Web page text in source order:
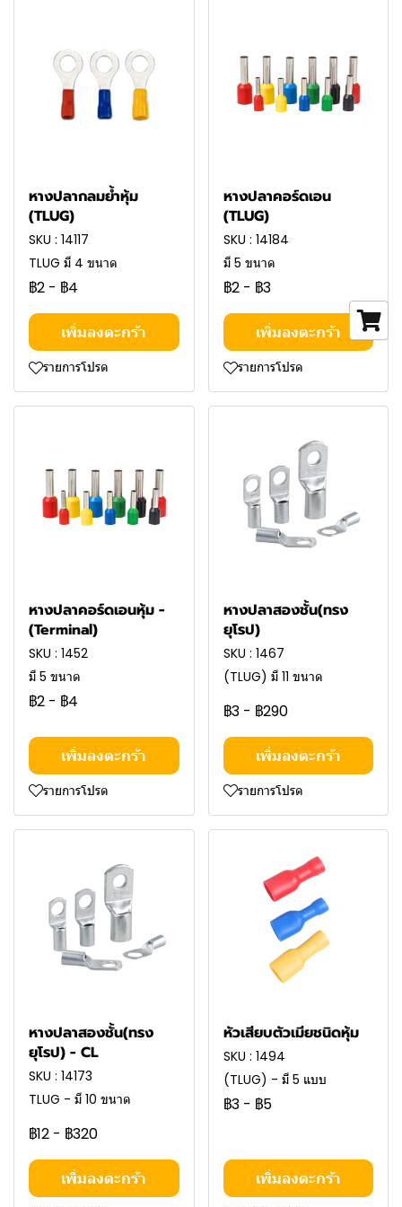
หางปลากลมย้ำหุ้ม
(TLUG)
SKU : 14117
TLUG มี 4 ขนาด
฿2 - ฿4
เพิ่มลงตะกร้า
รายการโปรด
หางปลาคอร์ดเอน
(TLUG)
SKU : 14184
มี 5 ขนาด
฿2- ฿3
เพิ่มลงตะกร้า
รายการโปรด
หางปลาคอร์ดเอนหุ้ม -
(Terminal)
SKU : 1452
มี 5 ขนาด
฿2 - ฿4
เพิ่มลงตะกร้า
รายการโปรด
หางปลาสองชั้น(ทรง
ยุโรป)
SKU : 1467
(TLUG) มี 11 ขนาด
฿3- ฿290
เพิ่มลงตะกร้า
รายการโปรด
หางปลาสองชั้น(ทรง
ยุโรป) - CL
SKU : 14173
TLUG - มี 10 ขนาด
฿12 - ฿320
เพิ่มลงตะกร้า
หัวเสียบตัวเมียชนิดหุ้ม
SKU : 1494
(TLUG) - มี 5 แบบ
฿3- ฿5
เพิ่มลงตะกร้า